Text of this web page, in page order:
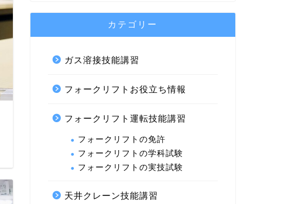
カテゴリー
ガス溶接技能講習
フォークリフトお役立ち情報
フォークリフト運転技能講習
フォークリフトの免許
フォークリフトの学科試験
フォークリフトの実技試験
天井クレーン技能講習